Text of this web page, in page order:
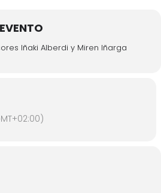
Iñaki Alberdi y Miren Iñarga